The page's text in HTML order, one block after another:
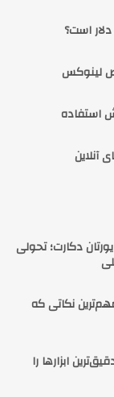
لینوکس
آنلاین
دکارت؛ تحولی
نکاتی که
ابزارها را